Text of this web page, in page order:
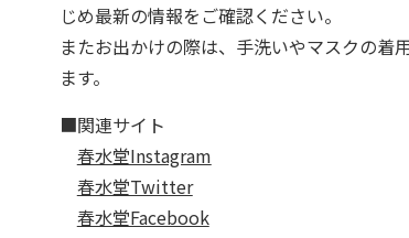
じめ最新の情報をご確認ください。
またお出かけの際は、手洗いやマスクの着
ます。
■関連サイト
春水堂Instagram
春水堂Twitter
春水堂Facebook